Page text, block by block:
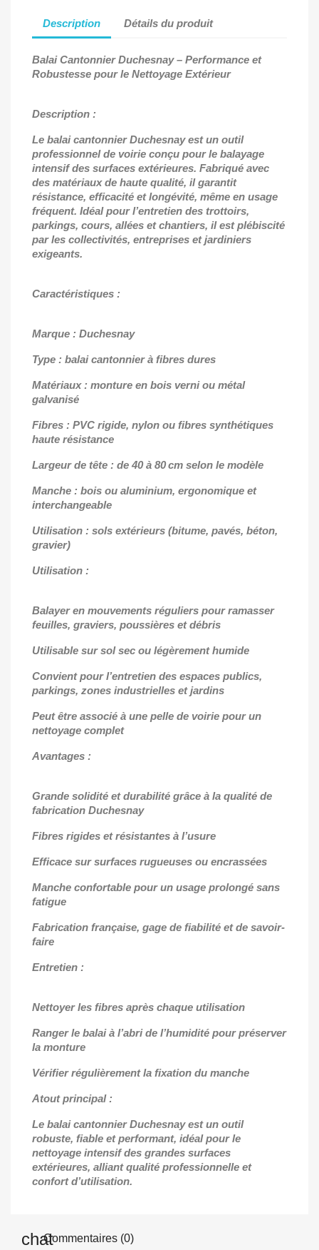
Description Détails du produit
Balai Cantonnier Duchesnay– Performance et
Robustesse pour le Nettoyage Extérieur
Description :
Le balai cantonnier Duchesnay est un outil
professionnel de voirie conçu pour le balayage
intensif des surfaces extérieures. Fabriqué avec
des matériaux de haute qualité, il garantit
résistance, efficacité et longévité, même en usage
fréquent. Idéal pour l’entretien des trottoirs,
parkings, cours, allées et chantiers, il est plébiscité
par les collectivités, entreprises et jardiniers
exigeants.
Caractéristiques :
Marque : Duchesnay
Type : balai cantonnier à fibres dures
Matériaux : monture en bois verni ou métal
galvanisé
Fibres : PVC rigide, nylon ou fibres synthétiques
haute résistance
Largeur de tête : de 40 à 80 cm selon le modèle
Manche : bois ou aluminium, ergonomique et
interchangeable
Utilisation : sols extérieurs (bitume, pavés, béton,
gravier)
Utilisation :
Balayer en mouvements réguliers pour ramasser
feuilles, graviers, poussières et débris
Utilisable sur sol sec ou légèrement humide
Convient pour l’entretien des espaces publics,
parkings, zones industrielles et jardins
Peut être associé à une pelle de voirie pour un
nettoyage complet
Avantages :
Grande solidité et durabilité grâce à la qualité de
fabrication Duchesnay
Fibres rigides et résistantes à l’usure
Efficace sur surfaces rugueuses ou encrassées
Manche confortable pour un usage prolongé sans
fatigue
Fabrication française, gage de fiabilité et de savoir-
faire
Entretien :
Nettoyer les fibres après chaque utilisation
Ranger le balai à l’abri de l’humidité pour préserver
la monture
Vérifier régulièrement la fixation du manche
Atout principal :
Le balai cantonnier Duchesnay est un outil
robuste, fiable et performant, idéal pour le
nettoyage intensif des grandes surfaces
extérieures, alliant qualité professionnelle et
confort d’utilisation.
Commentaires (0)